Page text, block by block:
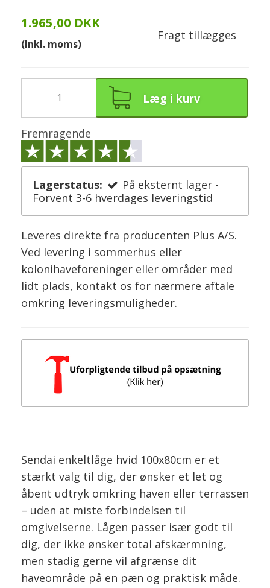
1.965,00 DKK
(Inkl. moms)
Fragt tillægges
Læg i kurv
Fremragende
Lagerstatus:
På eksternt lager -
Forvent 3-6 hverdages leveringstid
Leveres direkte fra producenten Plus A/S.
Ved levering i sommerhus eller
kolonihaveforeninger eller områder med
lidt plads, kontakt os for nærmere aftale
omkring leveringsmuligheder.
Sendai enkeltlåge hvid 100x80cm er et
stærkt valg til dig, der ønsker et let og
åbent udtryk omkring haven eller terrassen
– uden at miste forbindelsen til
omgivelserne. Lågen passer især godt til
dig, der ikke ønsker total afskærmning,
men stadig gerne vil afgrænse dit
haveområde på en pæn og praktisk måde.